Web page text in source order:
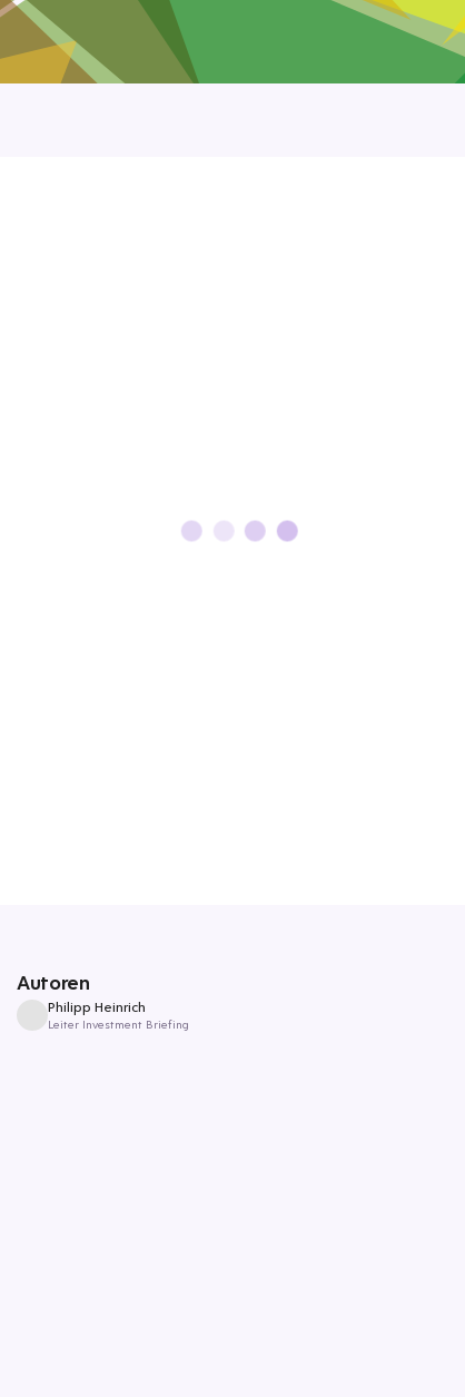
Autoren
Philipp Heinrich
Leiter Investment Briefing